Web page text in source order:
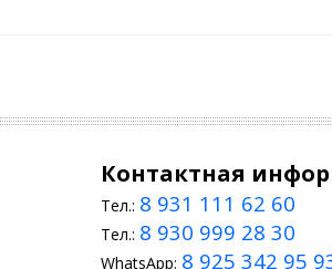
Контактная
Тел.: 8 931 111 62 60
Тел.: 8 930 999 28 30
WhatsApp: 8 925 342 95